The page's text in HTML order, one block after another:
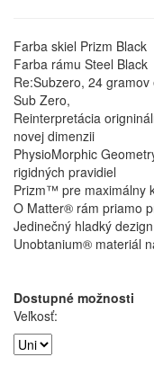
Farba skiel Prizm Black
Farba rámu Steel Black
Re:Subzero, 24
Sub Zero,
Reinterpretácia
novej dimenzii
PhysioMorphic
rigidných pravidiel
Prizm™ pre maximálny
O Matter® rám priamo
Jedinečný hladký
Unobtanium® materiál
Dostupné možnosti
Veľkosť: